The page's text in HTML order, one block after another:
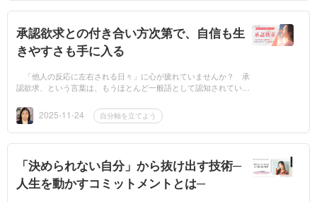
承認欲求との付き合い方次第で、自信も生
きやすさも手に入る
「他人の反応に左右される日々」に心が疲れていませんか？ 承
認欲求、という言葉は、もうほとんど一般語として認知されていま
の反応で一喜...
2025-11-24 自分軸を立てよう
「決められない自分」から抜け出す技術─
人生を動かすコミットメントとは─